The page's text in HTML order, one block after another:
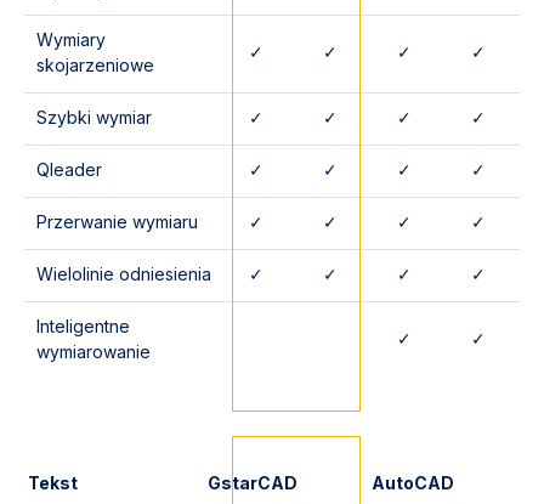
Wymiary
skojarzeniowe
✓ ✓ ✓ ✓
Szybki wymiar ✓ ✓ ✓ ✓
Qleader ✓ ✓ ✓ ✓
Przerwanie wymiaru ✓ ✓ ✓ ✓
Wielolinie odniesienia ✓ ✓ ✓ ✓
Inteligentne
wymiarowanie
✓ ✓
Tekst GstarCAD
AutoCAD